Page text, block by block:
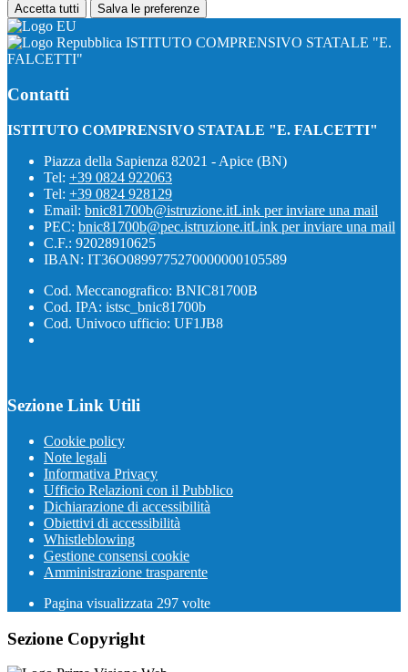
Accetta tutti Salva le preferenze
ISTITUTO COMPRENSIVO STATALE "E.
FALCETTI"
Contatti
ISTITUTO COMPRENSIVO STATALE "E. FALCETTI"
Piazza della Sapienza 82021 - Apice (BN)
Tel: +39 0824 922063
Tel: +39 0824 928129
Email: bnic81700b@istruzione.itLink per inviare una mail
PEC: bnic81700b@pec.istruzione.itLink per inviare una mail
C.F.: 92028910625
IBAN: IT36O0899775270000000105589
Cod. Meccanografico: BNIC81700B
Cod. IPA: istsc_bnic81700b
Cod. Univoco ufficio: UF1JB8
Sezione Link Utili
Cookie policy
Note legali
Informativa Privacy
Ufficio Relazioni con il Pubblico
Dichiarazione di accessibilità
Obiettivi di accessibilità
Whistleblowing
Gestione consensi cookie
Amministrazione trasparente
Pagina visualizzata 297 volte
Sezione Copyright